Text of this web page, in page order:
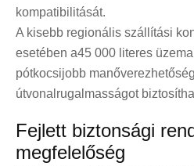
kompatibilitását.
A kisebb regionális szállítási
esetében a45 000 literes
pótkocsijobb
útvonalrugalmasságot
Fejlett biztonsági
megfelelőség